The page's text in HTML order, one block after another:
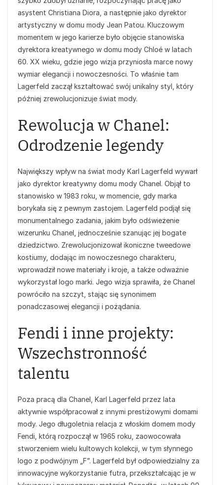
asystent Christiana Diora, a następnie jako dyrektor
artystyczny w domu mody Jean Patou. Kluczowym
momentem w jego karierze było objęcie stanowiska
dyrektora kreatywnego w domu mody Chloé w latach
60. XX wieku, gdzie jego wizja przyniosła marce nowy
wymiar elegancji i nowoczesności. To właśnie tam
Lagerfeld zaczął kształtować swój unikalny styl, który
później zrewolucjonizuje świat mody.
Rewolucja w Chanel:
Odrodzenie legendy
Największy wpływ na świat mody Karl Lagerfeld wywarł
jako dyrektor kreatywny domu mody Chanel. Objął to
stanowisko w 1983 roku, w momencie, gdy marka
borykała się z pewnym zastojem. Lagerfeld podjął się
monumentalnego zadania, jakim było odświeżenie
wizerunku Chanel, jednocześnie szanując jej bogate
dziedzictwo. Zrewolucjonizował ikoniczne tweedowe
kostiumy, dodając im nowoczesnego charakteru,
wprowadził nowe materiały i kroje, a także odważnie
wykorzystał logo marki. Jego wizja sprawiła, że Chanel
powróciło na szczyt, stając się synonimem
ponadczasowej elegancji i pożądania.
Fendi i inne projekty:
Wszechstronność
talentu
Poza pracą dla Chanel, Karl Lagerfeld przez lata
aktywnie współpracował z innymi prestiżowymi domami
mody. Jego długoletnia relacja z włoskim domem mody
Fendi, którą rozpoczął w 1965 roku, zaowocowała
stworzeniem wielu kultowych kolekcji, w tym słynnego
logo z podwójnym „F”. Lagerfeld był odpowiedzialny za
innowacyjne wykorzystanie futra, przekształcając je w